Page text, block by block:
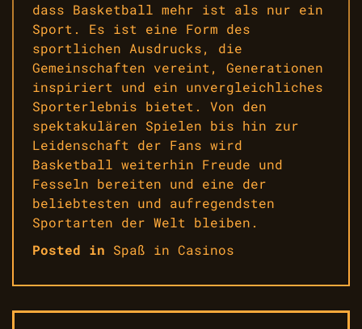
dass Basketball mehr ist als nur ein
Sport. Es ist eine Form des
sportlichen Ausdrucks, die
Gemeinschaften vereint, Generationen
inspiriert und ein unvergleichliches
Sporterlebnis bietet. Von den
spektakulären Spielen bis hin zur
Leidenschaft der Fans wird
Basketball weiterhin Freude und
Fesseln bereiten und eine der
beliebtesten und aufregendsten
Sportarten der Welt bleiben.
Posted in Spaß in Casinos